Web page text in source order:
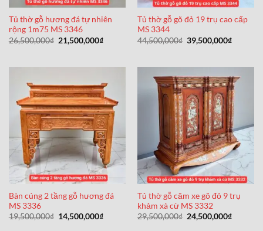
Tủ thờ gỗ hương đá tự nhiên
rộng 1m75 MS 3346
26,500,000₫ Giá
gốc
21,500,000₫Giá
Tủ thờ gỗ gõ đỏ 19 trụ cao cấp
MS 3344
44,500,000₫ Giá
gốc
39,500,000₫Giá
Bàn cúng 2 tầng gỗ hương đá
MS 3336
19,500,000₫ Giá
gốc
14,500,000₫Giá
Tủ thờ gỗ căm xe gõ đỏ 9 trụ
khảm xà cừ MS 3332
29,500,000₫ Giá
gốc
24,500,000₫Giá